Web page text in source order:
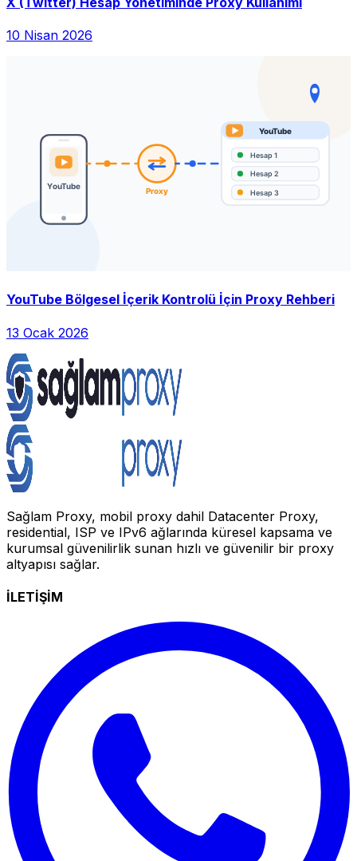
10 Nisan 2026
YouTube Bölgesel İçerik Kontrolü İçin Proxy Rehberi
13 Ocak 2026
Sağlam Proxy, mobil proxy dahil Datacenter Proxy,
residential, ISP ve IPv6 ağlarında küresel kapsama ve
kurumsal güvenilirlik sunan hızlı ve güvenilir bir proxy
altyapısı sağlar.
İLETİŞİM